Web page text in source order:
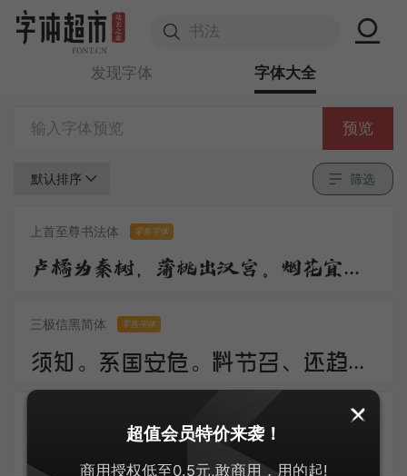
发现字体 字体大全
预览
默认排序 筛选
上首至尊书法体 零售字体
卢橘为秦树，蒲桃出汉宫。烟花宜落日，丝管醉春风。笛奏龙吟水，箫鸣凤下空。君王多乐事，还与万方同。
三极信黑简体 零售字体
须知。系国安危。料节召、还趋浴凤池。且代工施化，持钧播泽，置盂天下，此外何思。素卷书名，赤松游道，飙驭云軿仙可期。湖山美，有啼猿唳鹤，相望东归。
超值会员特价来袭！
商用授权低至0.5元,敢商用，用的起!